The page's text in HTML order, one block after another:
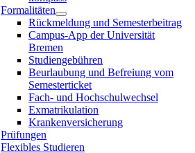
Formalitäten
Rückmeldung und Semesterbeitrag
Campus-App der Universität
Bremen
Studiengebühren
Beurlaubung und Befreiung vom
Semesterticket
Fach- und Hochschulwechsel
Exmatrikulation
Krankenversicherung
Prüfungen
Flexibles Studieren